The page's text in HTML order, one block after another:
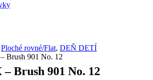
Ploché rovné/Flat, DEŇ DETÍ
Brush 901 No. 12
Brush 901 No. 12